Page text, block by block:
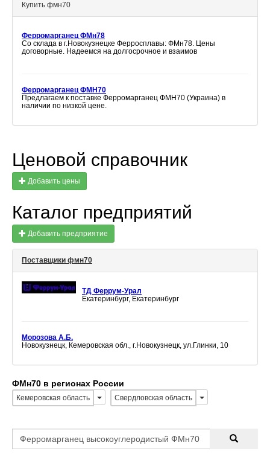
Купить фмн70
Ферромарганец ФМн78
Со склада в г.Новокузнецке Ферросплавы: ФМн78. Цены
договорные. Надеемся на долгосрочное и взаимов
Ферромарганец ФМН70
Предлагаем к поставке Ферромарганец ФМН70 (Украина) в
наличии по низкой цене.
Ценовой справочник
Добавить цены
Каталог предприятий
Добавить предприятие
Поставщики фмн70
ТД Феррум-Урал
Екатеринбург, Екатеринбург
Морозова А.Б.
Новокузнецк, Кемеровская обл., г.Новокузнецк, ул.Глинки, 10
ФМн70 в регионах России
Кемеровская область Свердловская область